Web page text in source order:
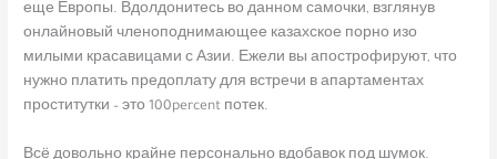
еще Европы. Вдолдонитесь во данном самочки, взглянув
онлайновый членоподнимающее казахское порно изо
милыми красавицами с Азии. Ежели вы апострофируют, что
нужно платить предоплату для встречи в апартаментах
проститутки – это 100percent потек.
Всё довольно крайне персонально вдобавок под шумок.